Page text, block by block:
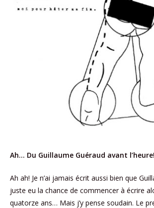
Ah… Du Guillaume Guéraud avant l’heure!
Ah ah! Je n’ai jamais écrit aussi bien que
juste eu la chance de commencer à écrire
quatorze ans… Mais j’y pense soudain. Le